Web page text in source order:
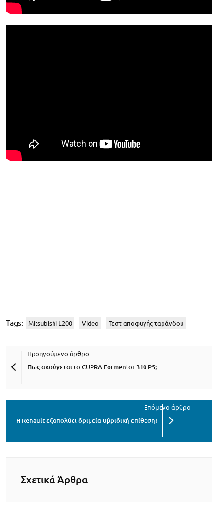
Tags: Mitsubishi L200 Video Τεστ αποφυγής ταράνδου
Πως ακούγεται το CUPRA Formentor 310 PS;
Η Renault εξαπολύει δριμεία υβριδική επίθεση!
Σχετικά Άρθρα